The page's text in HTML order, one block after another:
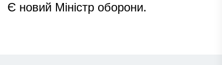
Є новий Міністр оборони.